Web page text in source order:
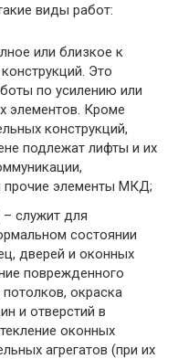
виды работ:
или близкое к
Это
по усилению или
элементов. Кроме
конструкций,
подлежат лифты и их
прочие элементы МКД;
служит для
состоянии
дверей и оконных
поврежденного
потолков, окраска
и отверстий в
оконных
агрегатов (при их